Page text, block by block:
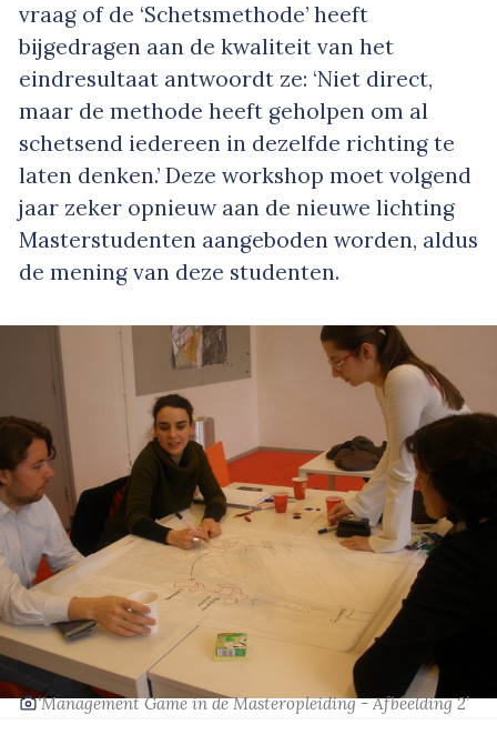
vraag of de ‘Schetsmethode’ heeft
bijgedragen aan de kwaliteit van het
eindresultaat antwoordt ze: ‘Niet direct,
maar de methode heeft geholpen om al
schetsend iedereen in dezelfde richting te
laten denken.’ Deze workshop moet volgend
jaar zeker opnieuw aan de nieuwe lichting
Masterstudenten aangeboden worden, aldus
de mening van deze studenten.
‘Management Game in de Masteropleiding - Afbeelding 2’